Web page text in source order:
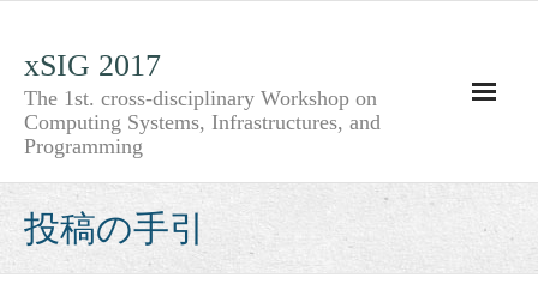
content
xSIG 2017
The 1st. cross-disciplinary Workshop on
Computing Systems, Infrastructures, and
Programming
投稿の手引